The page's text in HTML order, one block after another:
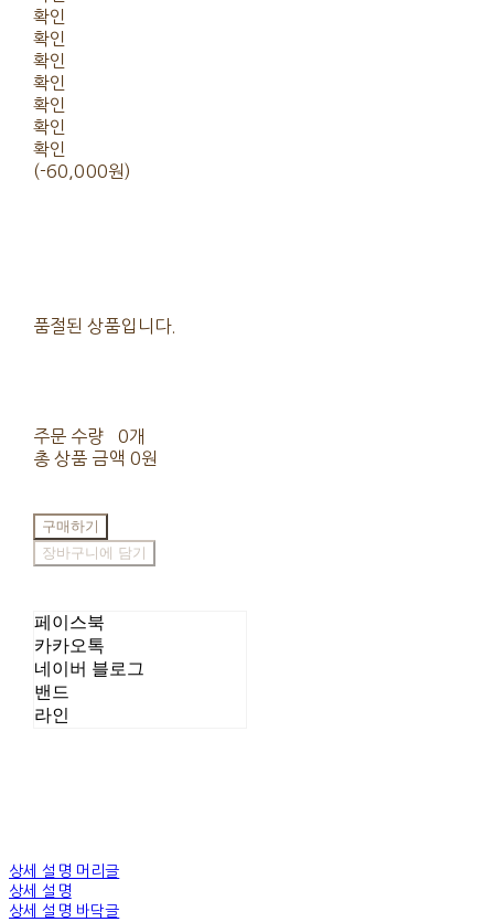
확인
확인
확인
확인
확인
확인
확인
(-60,000원)
품절된 상품입니다.
주문 수량
0개
총 상품 금액 0원
구매하기
장바구니에 담기
페이스북
카카오톡
네이버 블로그
밴드
라인
상세 설명 머리글
상세 설명
상세 설명 바닥글